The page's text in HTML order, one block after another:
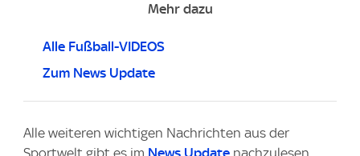
Mehr dazu
Alle Fußball-VIDEOS
Zum News Update
Alle weiteren wichtigen Nachrichten aus der